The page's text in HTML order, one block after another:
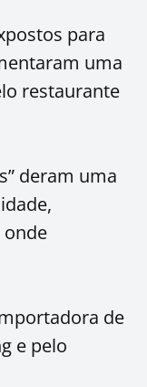
para
uma
restaurante
deram uma
onde
de
e pelo